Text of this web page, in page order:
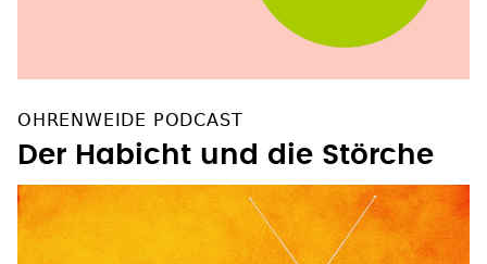
OHRENWEIDE PODCAST
Der Habicht und die Störche